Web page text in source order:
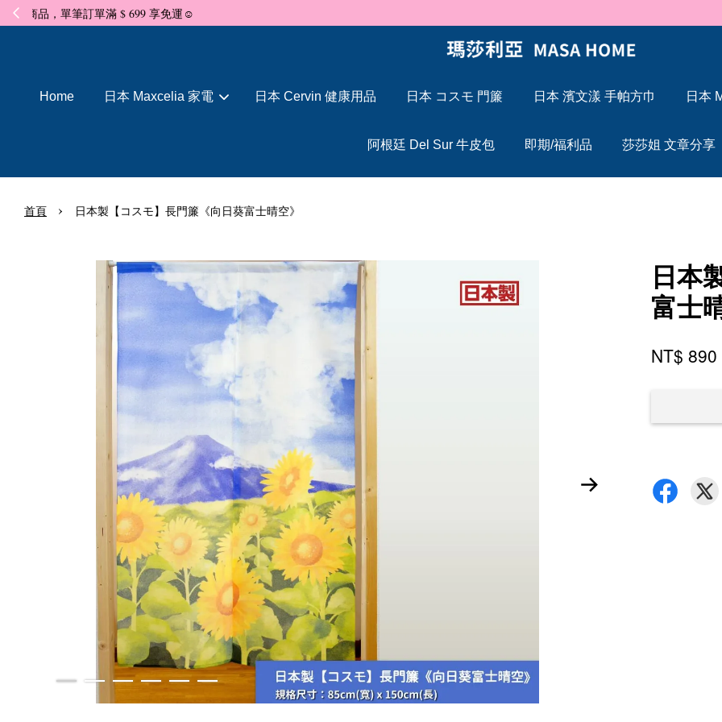
Home 日本 Maxcelia 家電 日本 Cervin 健康用品 日本 コスモ 門簾 日本 濱文漾 手帕方巾 日本
阿根廷 Del Sur 牛皮包 即期/福利品 莎莎姐 文章分享
首頁 › 日本製【コスモ】長門簾《向日葵富士晴空》
日本
富士
NT$ 890
您的購物車目前還是空的。